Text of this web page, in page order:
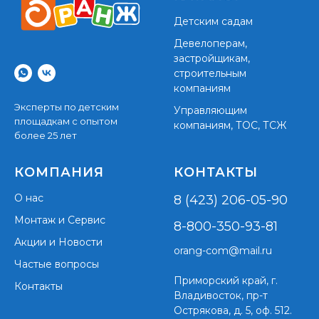
Эксперты по детским
площадкам с опытом
более 25 лет
Детским садам
Девелоперам,
застройщикам,
строительным
компаниям
Управляющим
компаниям, ТОС, ТСЖ
КОМПАНИЯ
О нас
Монтаж и Сервис
Акции и Новости
Частые вопросы
Контакты
КОНТАКТЫ
8 (423) 206-05-90
8-800-350-93-81
orang-com@mail.ru
Приморский край, г.
Владивосток, пр-т
Острякова, д. 5, оф. 512.